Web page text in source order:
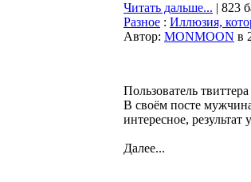
Читать дальше... | 823
Разное : Иллюзия,
Автор: MONMOON в
Пользователь
В своём посте
интересное,
Далее...